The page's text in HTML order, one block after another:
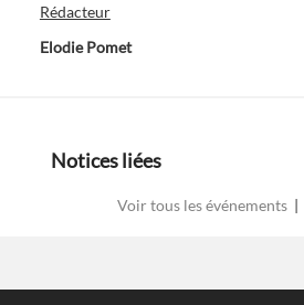
Rédacteur
Elodie Pomet
Notices liées
Voir tous les événements |